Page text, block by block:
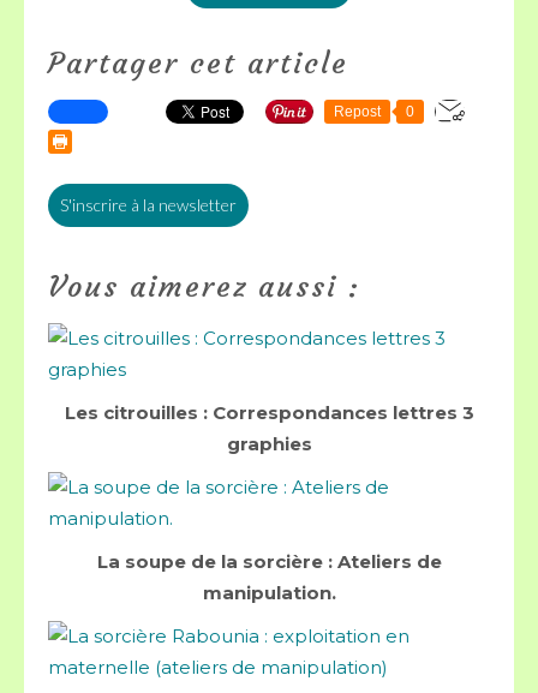
Partager cet article
Repost 0
S'inscrire à la newsletter
Vous aimerez aussi :
Les citrouilles : Correspondances lettres 3
graphies
La soupe de la sorcière : Ateliers de
manipulation.